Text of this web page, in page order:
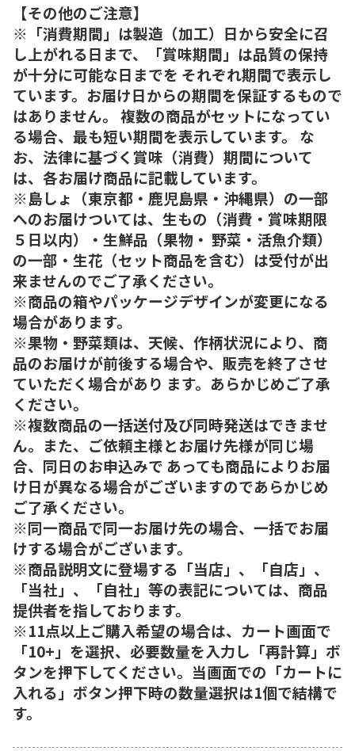
【その他のご注意】
※「消費期間」は製造（加工）日から安全に召
し上がれる日まで、「賞味期間」は品質の保持
が十分に可能な日までを それぞれ期間で表示し
ています。お届け日からの期間を保証するもので
はありません。 複数の商品がセットになってい
る場合、最も短い期間を表示しています。 な
お、法律に基づく賞味（消費）期間について
は、各お届け商品に記載しています。
※島しょ（東京都・鹿児島県・沖縄県）の一部
へのお届けついては、生もの（消費・賞味期限
５日以内）・生鮮品（果物・ 野菜・活魚介類）
の一部・生花（セット商品を含む）は受付が出
来ませんのでご了承ください。
※商品の箱やパッケージデザインが変更になる
場合があります。
※果物・野菜類は、天候、作柄状況により、商
品のお届けが前後する場合や、販売を終了させ
ていただく場合があり ます。あらかじめご了承
ください。
※複数商品の一括送付及び同時発送はできませ
ん。また、ご依頼主様とお届け先様が同じ場
合、同日のお申込みで あっても商品によりお届
け日が異なる場合がございますのであらかじめ
ご了承ください。
※同一商品で同一お届け先の場合、一括でお届
けする場合がございます。
※商品説明文に登場する「当店」、「自店」、
「当社」、「自社」等の表記については、商品
提供者を指しております。
※11点以上ご購入希望の場合は、カート画面で
「10+」を選択、必要数量を入力し「再計算」ボ
タンを押下してください。当画面での「カートに
入れる」ボタン押下時の数量選択は1個で結構で
す。